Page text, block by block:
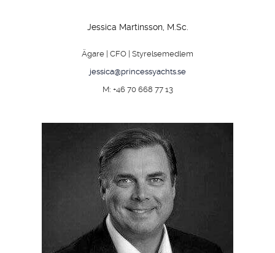
Jessica Martinsson, M.Sc.
Ägare | CFO | Styrelsemedlem
jessica@princessyachts.se
M: +46 70 668 77 13